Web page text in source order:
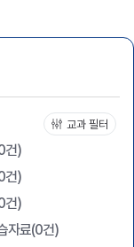
교과 필터
건)
건)
건)
자료(0건)